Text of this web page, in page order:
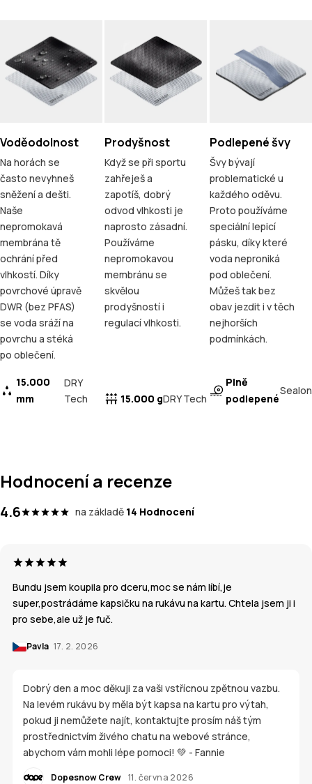
Voděodolnost
Na horách se
často nevyhneš
sněžení a dešti.
Naše
nepromokavá
membrána tě
ochrání před
vlhkostí. Díky
povrchové úpravě
DWR (bez PFAS)
se voda sráží na
povrchu a stéká
po oblečení.
15.000
mm
DRY
Tech
Prodyšnost
Když se při sportu
zahřeješ a
zapotíš, dobrý
odvod vlhkosti je
naprosto zásadní.
Používáme
nepromokavou
membránu se
skvělou
prodyšností i
regulací vlhkosti.
15.000 gDRY Tech
Podlepené švy
Švy bývají
problematické u
každého oděvu.
Proto používáme
speciální lepicí
pásku, díky které
voda neproniká
pod oblečení.
Můžeš tak bez
obav jezdit i v těch
nejhorších
podmínkách.
Plně
podlepené
Sealon
Hodnocení a recenze
4.6 na základě 14 Hodnocení
Bundu jsem koupila pro dceru,moc se nám líbí,je
super,postrádáme kapsičku na rukávu na kartu. Chtela jsem ji i
pro sebe,ale už je fuč.
Pavla 17. 2. 2026
Dobrý den a moc děkuji za vaši vstřícnou zpětnou vazbu.
Na levém rukávu by měla být kapsa na kartu pro výtah,
pokud ji nemůžete najít, kontaktujte prosím náš tým
prostřednictvím živého chatu na webové stránce,
abychom vám mohli lépe pomoci! 💚 - Fannie
Dopesnow Crew 11. června 2026